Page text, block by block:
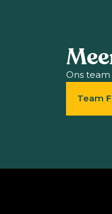
Ons team
Team